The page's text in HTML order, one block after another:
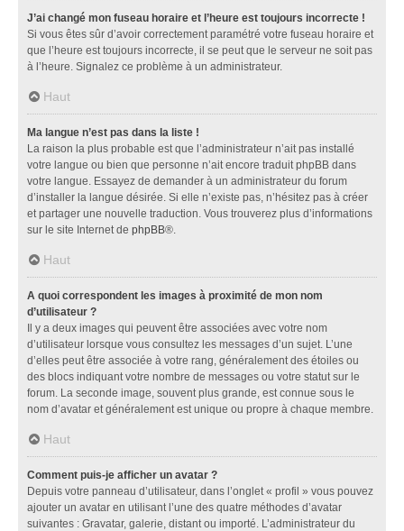
J’ai changé mon fuseau horaire et l’heure est toujours incorrecte !
Si vous êtes sûr d’avoir correctement paramétré votre fuseau horaire et
que l’heure est toujours incorrecte, il se peut que le serveur ne soit pas
à l’heure. Signalez ce problème à un administrateur.
Haut
Ma langue n’est pas dans la liste !
La raison la plus probable est que l’administrateur n’ait pas installé
votre langue ou bien que personne n’ait encore traduit phpBB dans
votre langue. Essayez de demander à un administrateur du forum
d’installer la langue désirée. Si elle n’existe pas, n’hésitez pas à créer
et partager une nouvelle traduction. Vous trouverez plus d’informations
sur le site Internet de phpBB®.
Haut
A quoi correspondent les images à proximité de mon nom
d’utilisateur ?
Il y a deux images qui peuvent être associées avec votre nom
d’utilisateur lorsque vous consultez les messages d’un sujet. L’une
d’elles peut être associée à votre rang, généralement des étoiles ou
des blocs indiquant votre nombre de messages ou votre statut sur le
forum. La seconde image, souvent plus grande, est connue sous le
nom d’avatar et généralement est unique ou propre à chaque membre.
Haut
Comment puis-je afficher un avatar ?
Depuis votre panneau d’utilisateur, dans l’onglet « profil » vous pouvez
ajouter un avatar en utilisant l’une des quatre méthodes d’avatar
suivantes : Gravatar, galerie, distant ou importé. L’administrateur du